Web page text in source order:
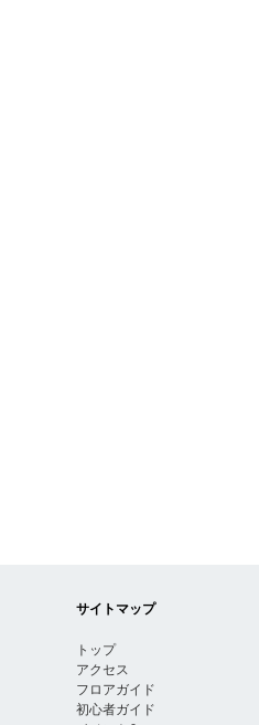
サイトマップ
トップ
アクセス
フロアガイド
初心者ガイド